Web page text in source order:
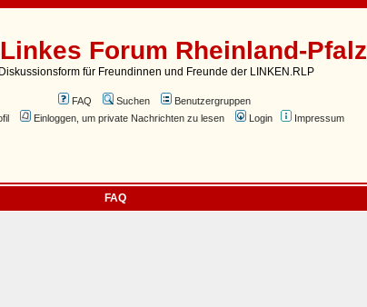
Linkes Forum Rheinland-Pfalz
Diskussionsform für Freundinnen und Freunde der LINKEN.RLP
FAQ Suchen
Benutzergruppen
Einloggen, um private Nachrichten zu lesen Login Impressum
FAQ